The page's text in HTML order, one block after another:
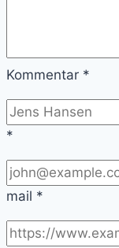
Kommentar *
*
mail *